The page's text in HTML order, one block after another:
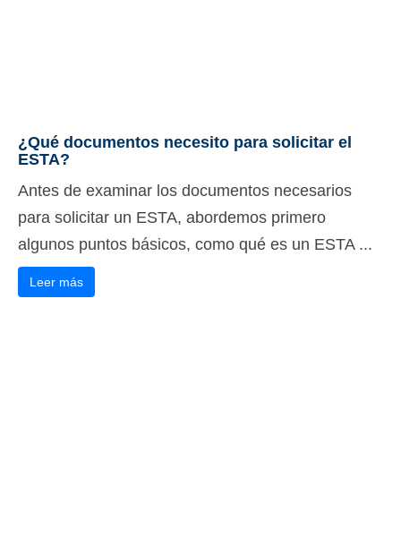
¿Qué documentos necesito para solicitar el
ESTA?
Antes de examinar los documentos necesarios
para solicitar un ESTA, abordemos primero
algunos puntos básicos, como qué es un ESTA ...
Leer más